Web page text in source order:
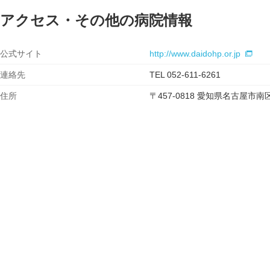
アクセス・その他の病院情報
公式サイト http://www.daidohp.or.jp
連絡先 TEL 052-611-6261
住所 〒457-0818 愛知県名古屋市南